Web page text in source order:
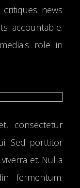
critiques news
accountable.
role in
consectetur
Sed porttitor
et. Nulla
fermentum.